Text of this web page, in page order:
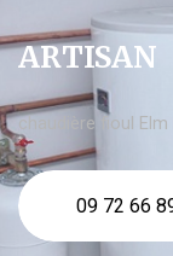
ARTISAN
chaudière fioul
09 72 66